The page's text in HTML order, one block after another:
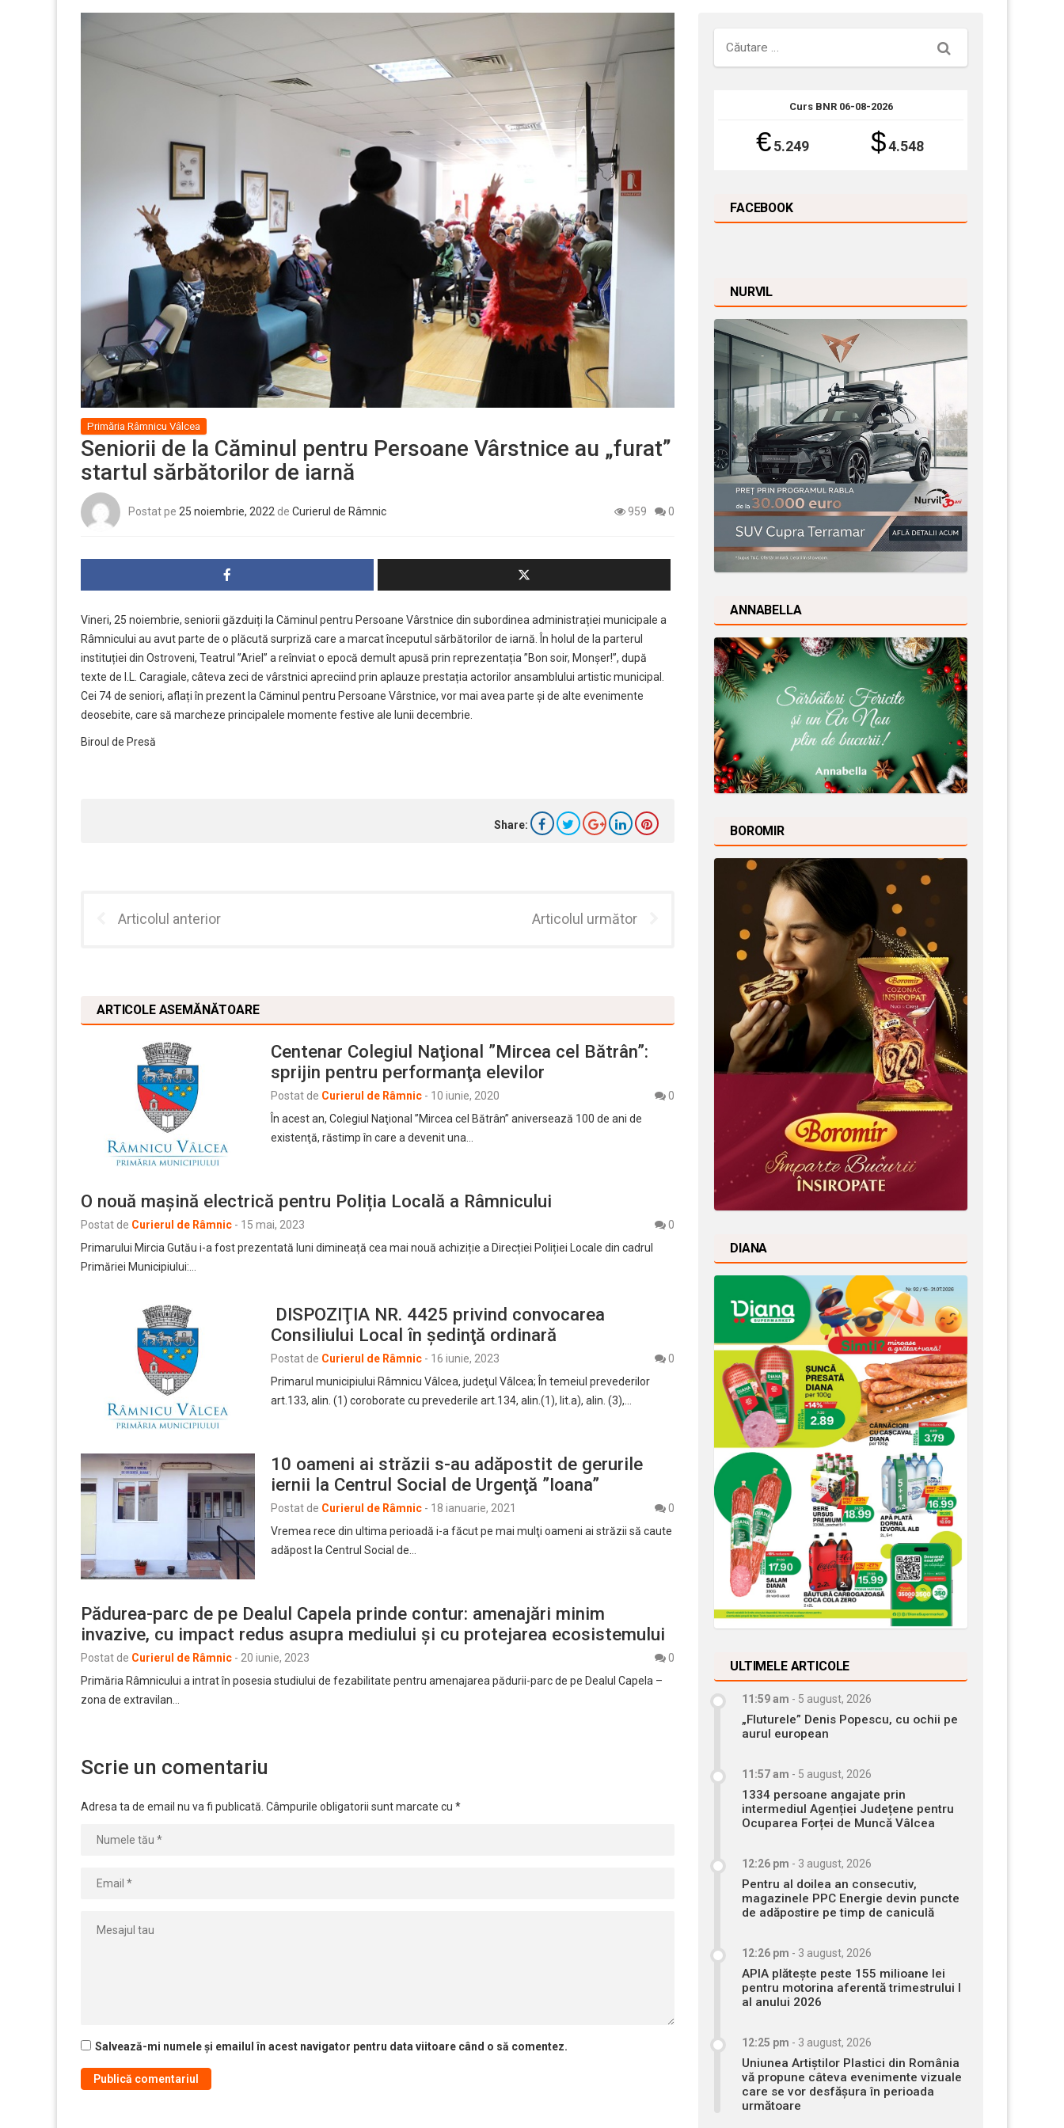
Primăria Râmnicu Vâlcea
Seniorii de la Căminul pentru Persoane Vârstnice au „furat”
startul sărbătorilor de iarnă
Postat pe 25 noiembrie, 2022 de Curierul de Râmnic 959 0
Vineri, 25 noiembrie, seniorii găzduiți la Căminul pentru Persoane Vârstnice din subordinea administrației municipale a
Râmnicului au avut parte de o plăcută surpriză care a marcat începutul sărbătorilor de iarnă. În holul de la parterul
instituției din Ostroveni, Teatrul ”Ariel” a reînviat o epocă demult apusă prin reprezentația ”Bon soir, Monșer!”, după
texte de I.L. Caragiale, câteva zeci de vârstnici apreciind prin aplauze prestația actorilor ansamblului artistic municipal.
Cei 74 de seniori, aflați în prezent la Căminul pentru Persoane Vârstnice, vor mai avea parte și de alte evenimente
deosebite, care să marcheze principalele momente festive ale lunii decembrie.
Biroul de Presă
Share:
Articolul anterior Articolul următor
ARTICOLE ASEMĂNĂTOARE
Centenar Colegiul Naţional ”Mircea cel Bătrân”:
sprijin pentru performanţa elevilor
Postat de Curierul de Râmnic - 10 iunie, 2020
0
În acest an, Colegiul Naţional ”Mircea cel Bătrân” aniversează 100 de ani de
existenţă, răstimp în care a devenit una…
O nouă mașină electrică pentru Poliția Locală a Râmnicului
Postat de Curierul de Râmnic - 15 mai, 2023
0
Primarului Mircia Gutău i-a fost prezentată luni dimineață cea mai nouă achiziție a Direcției Poliției Locale din cadrul
Primăriei Municipiului:…
DISPOZIŢIA NR. 4425 privind convocarea
Consiliului Local în şedinţă ordinară
Postat de Curierul de Râmnic - 16 iunie, 2023
0
Primarul municipiului Râmnicu Vâlcea, judeţul Vâlcea; În temeiul prevederilor
art.133, alin. (1) coroborate cu prevederile art.134, alin.(1), lit.a), alin. (3),…
10 oameni ai străzii s-au adăpostit de gerurile
iernii la Centrul Social de Urgenţă ”Ioana”
Postat de Curierul de Râmnic - 18 ianuarie, 2021
0
Vremea rece din ultima perioadă i-a făcut pe mai mulţi oameni ai străzii să caute
adăpost la Centrul Social de…
Pădurea-parc de pe Dealul Capela prinde contur: amenajări minim
invazive, cu impact redus asupra mediului și cu protejarea ecosistemului
Postat de Curierul de Râmnic - 20 iunie, 2023
0
Primăria Râmnicului a intrat în posesia studiului de fezabilitate pentru amenajarea pădurii-parc de pe Dealul Capela –
zona de extravilan…
Scrie un comentariu
Adresa ta de email nu va fi publicată. Câmpurile obligatorii sunt marcate cu *
Salvează-mi numele și emailul în acest navigator pentru data viitoare când o să comentez.
Căutare
Curs BNR 06-08-2026
€ 5.249 $4.548
FACEBOOK
NURVIL
ANNABELLA
BOROMIR
DIANA
ULTIMELE ARTICOLE
11:59 am - 5 august, 2026
„Fluturele” Denis Popescu, cu ochii pe
aurul european
11:57 am - 5 august, 2026
1334 persoane angajate prin
intermediul Agenției Județene pentru
Ocuparea Forței de Muncă Vâlcea
12:26 pm - 3 august, 2026
Pentru al doilea an consecutiv,
magazinele PPC Energie devin puncte
de adăpostire pe timp de caniculă
12:26 pm - 3 august, 2026
APIA plătește peste 155 milioane lei
pentru motorina aferentă trimestrului I
al anului 2026
12:25 pm - 3 august, 2026
Uniunea Artiștilor Plastici din România
vă propune câteva evenimente vizuale
care se vor desfășura în perioada
următoare